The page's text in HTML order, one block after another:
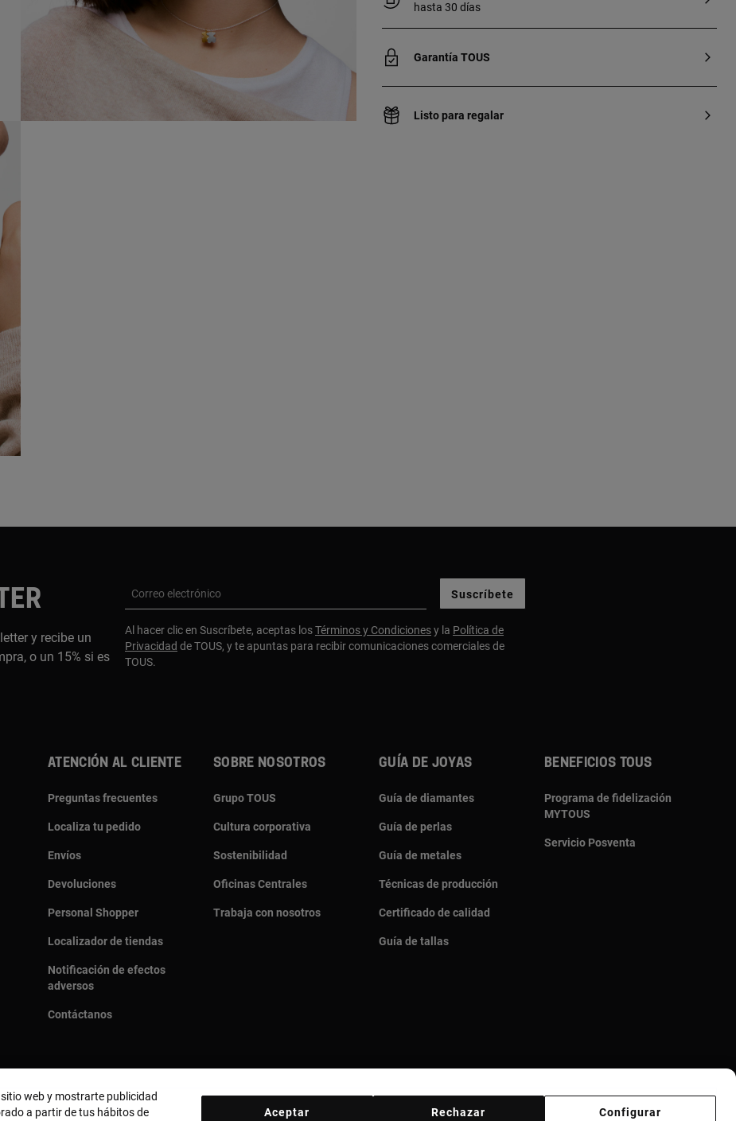
hasta 30 días
Garantía TOUS
Listo para regalar
y recibe un
o un 15% si es
Correo electrónico Suscríbete
Al hacer clic en Suscríbete, aceptas losTérminos y Condicionesy la Política de
Privacidad de TOUS, y te apuntas para recibir comunicaciones comerciales de
TOUS.
ATENCIÓN AL CLIENTE
Preguntas frecuentes
Localiza tu pedido
Envíos
Devoluciones
Personal Shopper
Localizador de tiendas
Notificación de efectos
adversos
Contáctanos
SOBRE NOSOTROS
Grupo TOUS
Cultura corporativa
Sostenibilidad
Oficinas Centrales
Trabaja con nosotros
GUÍA DE JOYAS
Guía de diamantes
Guía de perlas
Guía de metales
Técnicas de producción
Certificado de calidad
Guía de tallas
BENEFICIOS TOUS
Programa de fidelización
MYTOUS
Servicio Posventa
País y moneda: United States Of America / US Dollar
web y mostrarte publicidad
a partir de tus hábitos de
Configurar
Rechazar
Aceptar